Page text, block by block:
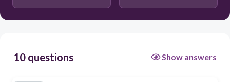
Sulsihan ang napunit na bahagi ng
10 questions Show answers